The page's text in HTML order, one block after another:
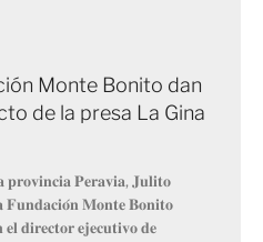
Monte Bonito dan
de la presa La Gina
𝐏𝐞𝐫𝐚𝐯𝐢𝐚, 𝐉𝐮𝐥𝐢𝐭𝐨
𝐅𝐮𝐧𝐝𝐚𝐜𝐢𝐨́𝐧 𝐌𝐨𝐧𝐭𝐞 𝐁𝐨𝐧𝐢𝐭𝐨
𝐝𝐢𝐫𝐞𝐜𝐭𝐨𝐫 𝐞𝐣𝐞𝐜𝐮𝐭𝐢𝐯𝐨 𝐝𝐞